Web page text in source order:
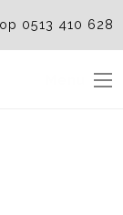
0513 410 628